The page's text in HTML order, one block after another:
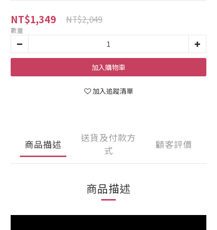
NT$1,349 NT$2,049
數量
加入購物車
加入追蹤清單
商品描述
送貨及付款方
式
顧客評價
商品描述